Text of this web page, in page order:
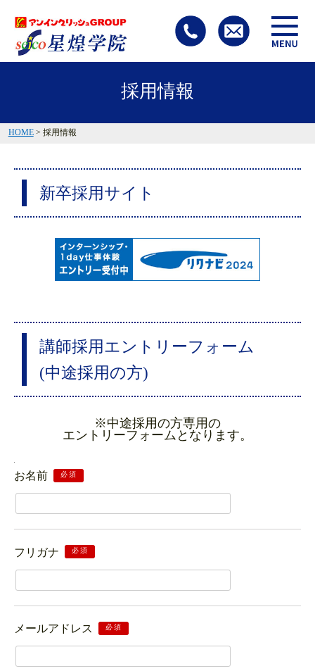
採用情報
HOME> 採用情報
新卒採用サイト
講師採用エントリーフォーム
(中途採用の方)
※中途採用の方専用の
エントリーフォームとなります。
お名前 必須
フリガナ 必須
メールアドレス 必須